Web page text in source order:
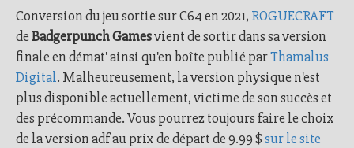
Conversion du jeu sortie sur C64 en 2021, ROGUECRAFT
deBadgerpunch Gamesvient de sortir dans sa version
finale en démat' ainsi qu'en boîte publié parThamalus
Digital. Malheureusement, la version physique n'est
plus disponible actuellement, victime de son succès et
des précommande. Vous pourrez toujours faire le choix
de la version adf au prix de départ de 9.99 $sur le site